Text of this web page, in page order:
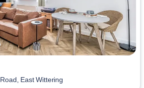
East Wittering